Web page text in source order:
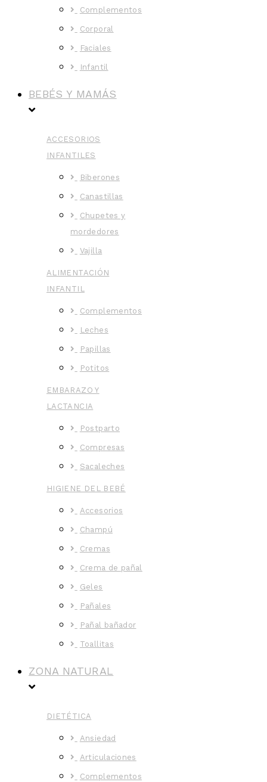
Complementos
Corporal
Faciales
Infantil
BEBÉS Y MAMÁS
ACCESORIOS
INFANTILES
Biberones
Canastillas
Chupetes y
mordedores
Vajilla
ALIMENTACIÓN
INFANTIL
Complementos
Leches
Papillas
Potitos
EMBARAZO Y
LACTANCIA
Postparto
Compresas
Sacaleches
HIGIENE DEL BEBÉ
Accesorios
Champú
Cremas
Crema de pañal
Geles
Pañales
Pañal bañador
Toallitas
ZONA NATURAL
DIETÉTICA
Ansiedad
Articulaciones
Complementos